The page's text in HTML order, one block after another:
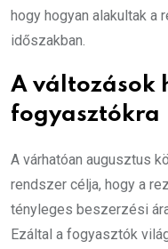
hogy hogyan alakultak
időszakban.
A változások
fogyasztókra
A várhatóan augusztus
rendszer célja, hogy a
tényleges beszerzési
Ezáltal a fogyasztók